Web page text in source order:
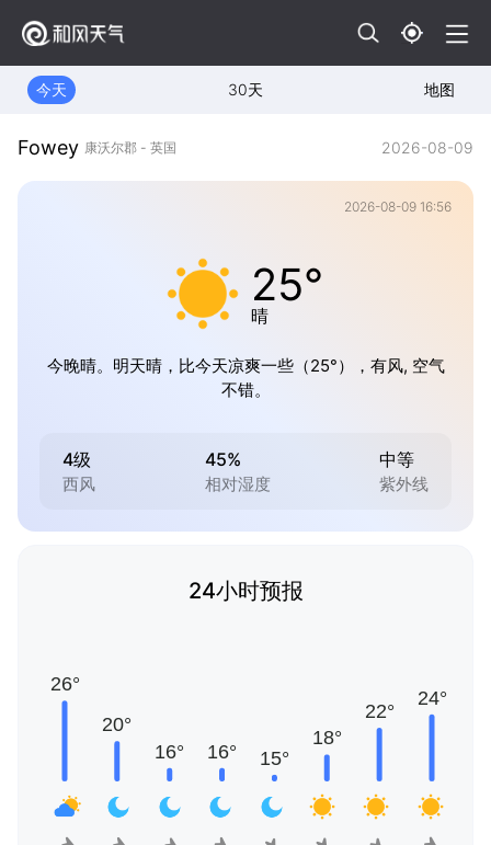
今天 30天 地图
Fowey 康沃尔郡 - 英国 2026-08-09
2026-08-09 16:56
25°
晴
今晚晴。明天晴，比今天凉爽一些（25°），有风, 空气
不错。
4级
西风
45%
相对湿度
中等
紫外线
24小时预报